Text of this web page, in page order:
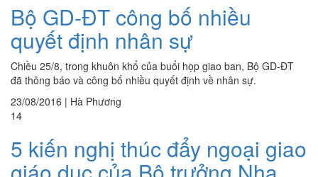
Bộ GD-ĐT công bố nhiều
quyết định nhân sự
Chiều 25/8, trong khuôn khổ của buổi họp giao ban, Bộ GD-ĐT
đã thông báo và công bố nhiều quyết định về nhân sự.
23/08/2016 | Hà Phương
14
5 kiến nghị thúc đẩy ngoại giao